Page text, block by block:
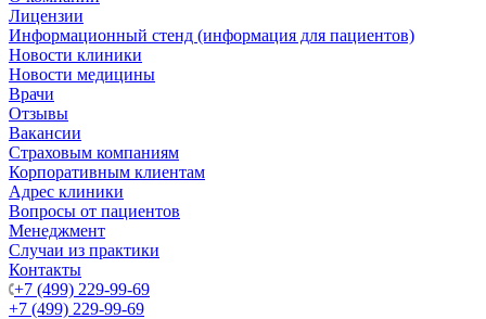
Лицензии
Информационный стенд (информация для пациентов)
Новости клиники
Новости медицины
Врачи
Отзывы
Вакансии
Страховым компаниям
Корпоративным клиентам
Адрес клиники
Вопросы от пациентов
Менеджмент
Случаи из практики
Контакты
+7 (499) 229-99-69
+7 (499) 229-99-69